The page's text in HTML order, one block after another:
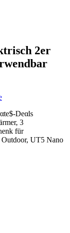
2er
Dеαls
3
für
Outdoor, UT5 Nano